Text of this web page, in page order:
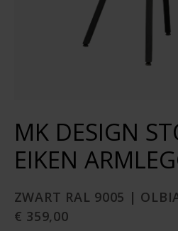
MK DESIGN
EIKEN
ZWART RAL 9005 |
€ 359,00